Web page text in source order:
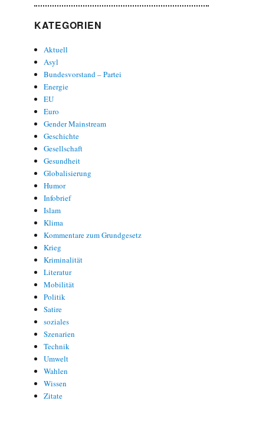
KATEGORIEN
Aktuell
Asyl
Bundesvorstand – Partei
Energie
EU
Euro
Gender Mainstream
Geschichte
Gesellschaft
Gesundheit
Globalisierung
Humor
Infobrief
Islam
Klima
Kommentare zum Grundgesetz
Krieg
Kriminalität
Literatur
Mobilität
Politik
Satire
soziales
Szenarien
Technik
Umwelt
Wahlen
Wissen
Zitate